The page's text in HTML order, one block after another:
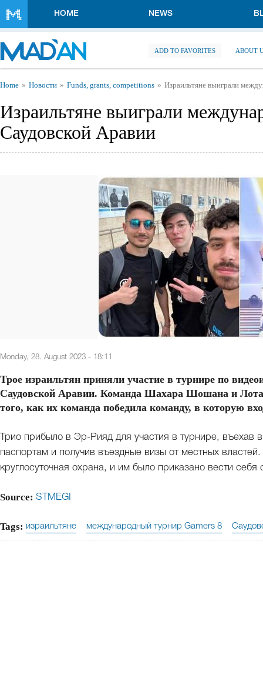
HOME NEWS
ADD TO FAVORITES ABOUT
You are here
Home Новости Funds, grants, competitions Израильтяне выиграли
Израильтяне выиграли
Саудовской Аравии
Monday, 28. August 2023 - 18:11
Трое израильтян приняли участие в турнире по
Саудовской Аравии. Команда Шахара Шошана и
того, как их команда победила команду, в которую
Трио прибыло в Эр-Рияд для участия в турнире,
паспортам и получив въездные визы от местных
круглосуточная охрана, и им было приказано вести
Source: STMEGI
Tags: израильтяне международный турнир Gamers 8